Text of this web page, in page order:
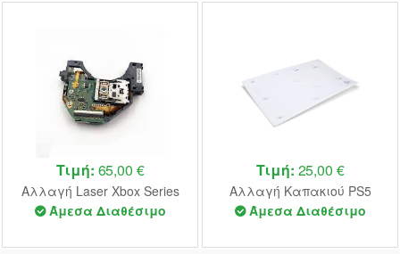
Τιμή: 65,00 €
Αλλαγή Laser Xbox Series
Άμεσα Διαθέσιμο
Τιμή: 25,00 €
Αλλαγή Καπακιού PS5
Άμεσα Διαθέσιμο